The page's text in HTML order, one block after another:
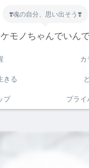
❣️魂の自分、思い出そう❣️
モノちゃんでいん
カ
きる
プ プライ